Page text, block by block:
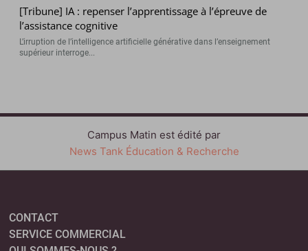
[Tribune] IA : repenser l’apprentissage à l’épreuve de
l’assistance cognitive
L’irruption de l’intelligence artificielle générative dans l’enseignement
supérieur interroge...
Campus Matin est édité par
News Tank Éducation & Recherche
CONTACT
SERVICE COMMERCIAL